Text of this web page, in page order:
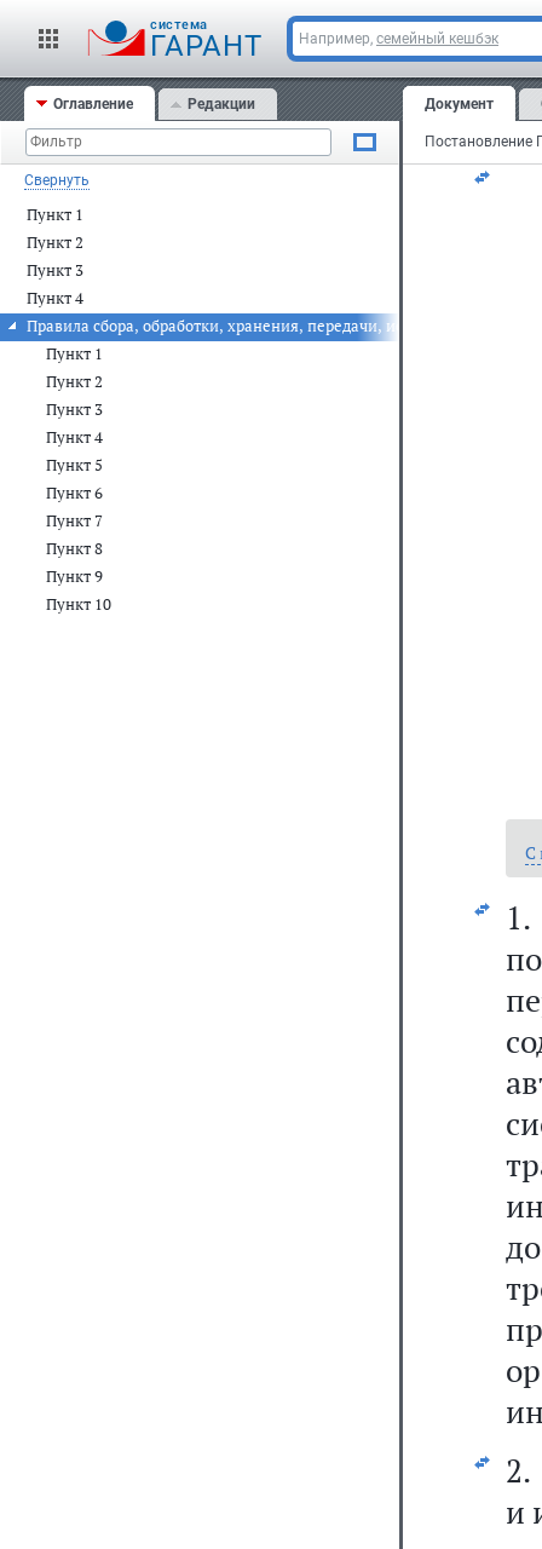
cистема
ГАРАНТ Например, семейный кешбэк
Оглавление Редакции
Свернуть
Пункт 1
Пункт 2
Пункт 3
Пункт 4
Правила сбора, обработки, хранения, передачи, использования
Пункт 1
Пункт 2
Пункт 3
Пункт 4
Пункт 5
Пункт 6
Пункт 7
Пункт 8
Пункт 9
Пункт 10
Документ
С
2.
и